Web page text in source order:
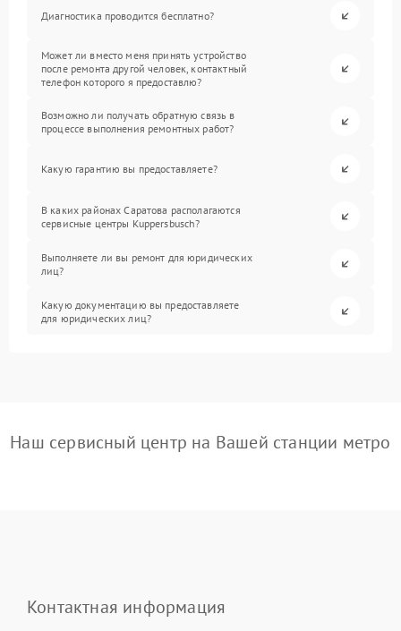
Диагностика проводится бесплатно?
Может ли вместо меня принять устройство
после ремонта другой человек, контактный
телефон которого я предоставлю?
Возможно ли получать обратную связь в
процессе выполнения ремонтных работ?
Какую гарантию вы предоставляете?
В каких районах Саратова располагаются
сервисные центры Kuppersbusch?
Выполняете ли вы ремонт для юридических
лиц?
Какую документацию вы предоставляете
для юридических лиц?
Наш сервисный центр на Вашей станции метро
Контактная информация